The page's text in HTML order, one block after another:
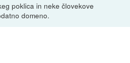
poklica in neke človekove
domeno.